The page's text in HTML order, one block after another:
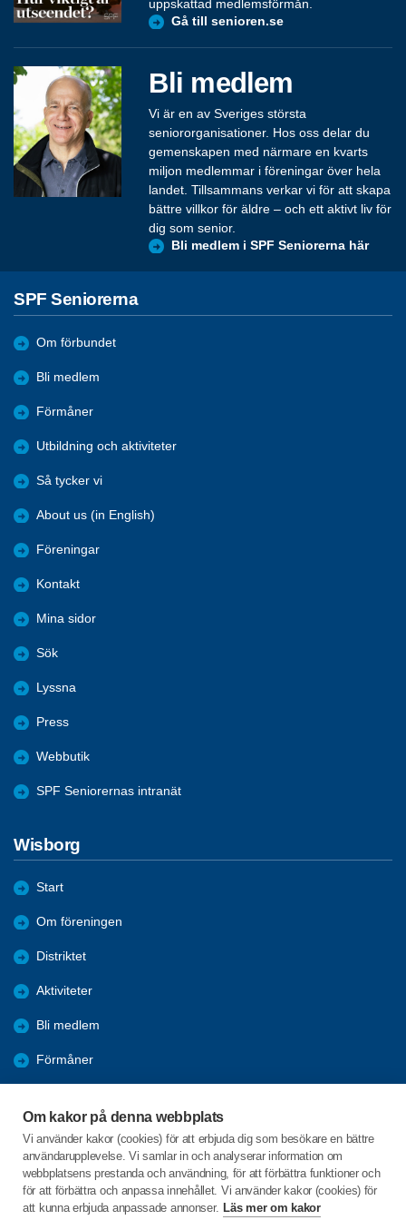
Om kakor på denna webbplats
Vi använder kakor (cookies) för att erbjuda dig som besökare en bättre
användarupplevelse. Vi samlar in och analyserar information om
webbplatsens prestanda och användning, för att förbättra funktioner och
för att förbättra och anpassa innehållet. Vi använder kakor (cookies) för
att kunna erbjuda anpassade annonser. Läs mer om kakor
uppskattad medlemsförmån.
Gå till senioren.se
Bli medlem
Vi är en av Sveriges största
seniororganisationer. Hos oss delar du
gemenskapen med närmare en kvarts
miljon medlemmar i föreningar över hela
landet. Tillsammans verkar vi för att skapa
bättre villkor för äldre – och ett aktivt liv för
dig som senior.
Bli medlem i SPF Seniorerna här
SPF Seniorerna
Om förbundet
Bli medlem
Förmåner
Utbildning och aktiviteter
Så tycker vi
About us (in English)
Föreningar
Kontakt
Mina sidor
Sök
Lyssna
Press
Webbutik
SPF Seniorernas intranät
Wisborg
Start
Om föreningen
Distriktet
Aktiviteter
Bli medlem
Förmåner
Bra länkar
Från Regionen